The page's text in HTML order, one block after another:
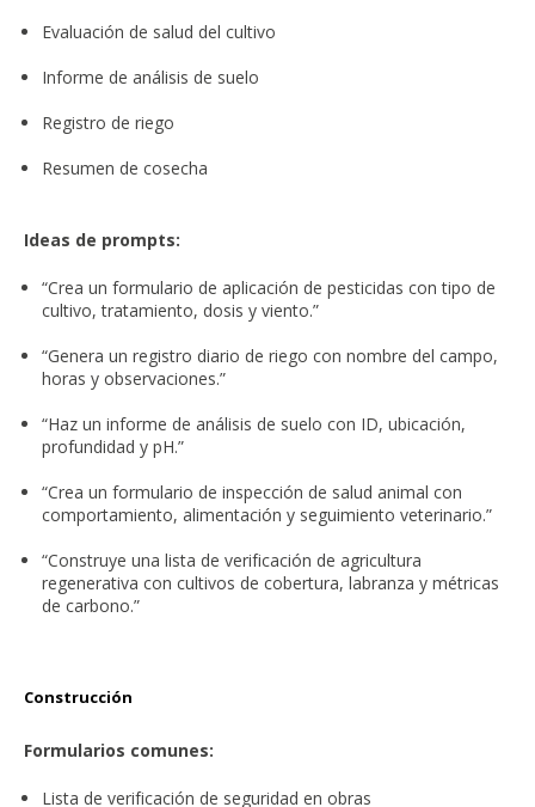
Evaluación de salud del cultivo
Informe de análisis de suelo
Registro de riego
Resumen de cosecha
Ideas de prompts:
“Crea un formulario de aplicación de pesticidas con tipo de
cultivo, tratamiento, dosis y viento.”
“Genera un registro diario de riego con nombre del campo,
horas y observaciones.”
“Haz un informe de análisis de suelo con ID, ubicación,
profundidad y pH.”
“Crea un formulario de inspección de salud animal con
comportamiento, alimentación y seguimiento veterinario.”
“Construye una lista de verificación de agricultura
regenerativa con cultivos de cobertura, labranza y métricas
de carbono.”
Construcción
Formularios comunes:
Lista de verificación de seguridad en obras